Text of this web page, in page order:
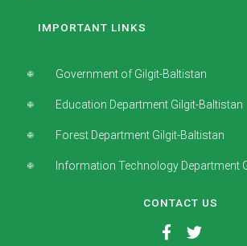
IMPORTANT LINKS
Government of Gilgit-Baltistan
Education Department Gilgit-Baltistan
Forest Department Gilgit-Baltistan
Information Technology Department
CONTACT US